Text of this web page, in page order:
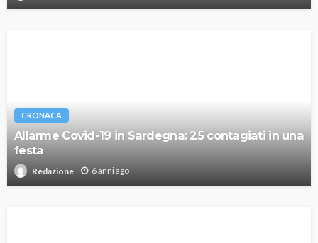
CRONACA
Allarme Covid-19 in Sardegna: 25 contagiati in una
festa
Redazione 6 anni ago